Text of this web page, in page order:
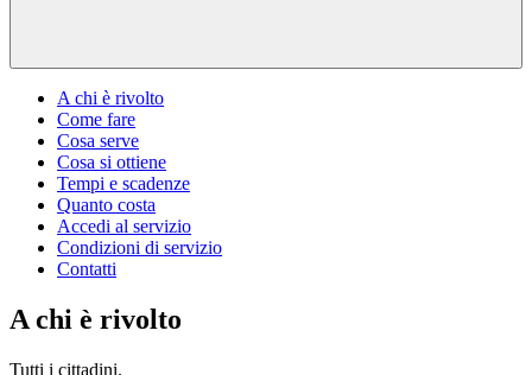
A chi è rivolto
Come fare
Cosa serve
Cosa si ottiene
Tempi e scadenze
Quanto costa
Accedi al servizio
Condizioni di servizio
Contatti
A chi è rivolto
Tutti i cittadini.